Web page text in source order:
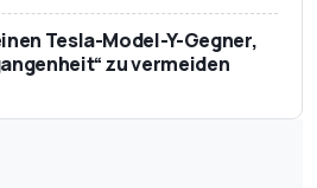
Tesla-Model-Y-Gegner,
zu vermeiden